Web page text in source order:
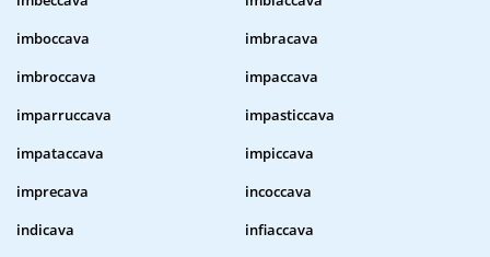
imboccava
imbracava
imbroccava
impaccava
imparruccava
impasticcava
impataccava
impiccava
imprecava
incoccava
indicava
infiaccava